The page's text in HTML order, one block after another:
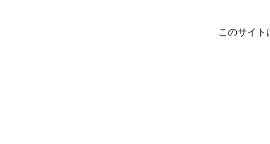
このサイト